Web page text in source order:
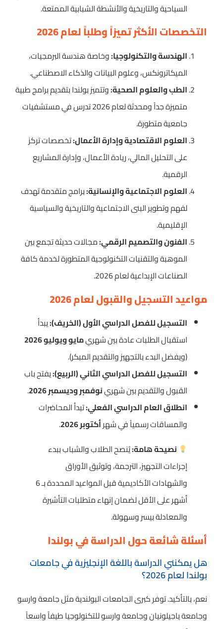
السياحية والتاريخية والأنشطة الشبابية الممتعة.
التخصصات الأكثر تميزاً وطلباً لعام 2026
الهندسة والتكنولوجيا:وخاصة هندسة البرمجيات،
الميكاترونكس، وعلوم البيانات والذكاء الاصطناعي.
الطب والعلوم الصحية:وتتميز بولندا بتقديم برامج طبية
متميزة جداً ومحدثة لعام 2026 تدرس في مستشفيات
جامعية متطورة.
العلوم الاقتصادية وإدارة الأعمال:تخصصات تركز
على التحليل المالي، ريادة الأعمال، وإدارة المشاريع
الرقمية.
العلوم الاجتماعية والإنسانية:برامج متقدمة تهدف
لفهم وتطوير البنى الاجتماعية والتاريخية والسياسية
الإقليمية.
الفنون والتصميم الرقمي:مجالات حديثة تجمع بين
الموهبة والتقنيات التكنولوجية المتطورة لخدمة كافة
الصناعات الإبداعية لعام 2026.
مواعيد التسجيل والقبول لعام 2026
التسجيل للفصل الدراسي الأول (الخريف):يبدأ
استقبال الطلبات عادة بين شهريمايو ويوليو 2026
(ويفضل البدء بالتجهيز والتقديم المبكر).
التسجيل للفصل الدراسي الثاني (الربيع):يفتح باب
القبول والتقديم بين شهرينوفمبر وديسمبر 2026
.
انطلاق العام الدراسي الفعلي:تبدأ المحاضرات
والمساقات رسمياً في شهرأكتوبر 2026
.
نصيحة هامة:يُنصح الطلاب والشباب ببدء
إجراءات التجهيز، الترجمة، وتوثيق الأوراق
والشهادات الأكاديمية قبل المواعيد المحددة بـ 6
أشهر على الأقل لضمان إنهاء متطلبات التأشيرة
والمعادلة بيسر وسهولة.
أسئلة شائعة حول الدراسة في بولندا
هل يمكنني الدراسة باللغة الإنجليزية في جامعات
بولندا لعام 2026؟
نعم، بالتأكيد. توفر كبرى الجامعات البولندية مثل جامعة وارسو
وجامعة ياجيلونيان وجامعة وارسو للتكنولوجيا طيفاً واسعاً